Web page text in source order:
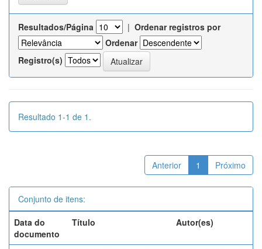
Resultados/Página | Ordenar registros por
Ordenar
Registro(s)
Resultado 1-1 de 1.
Anterior 1 Próximo
Conjunto de itens:
Data do
documento
Título Autor(es)